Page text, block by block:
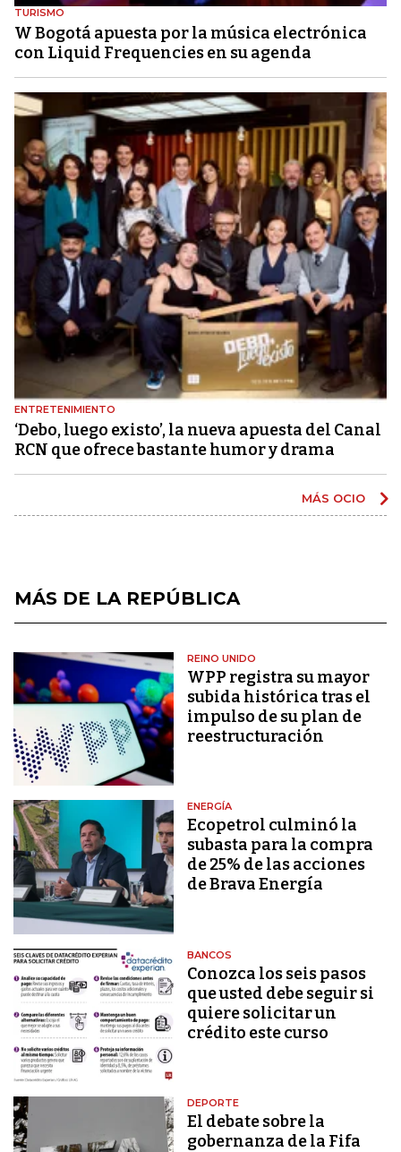
TURISMO
W Bogotá apuesta por la música electrónica
con Liquid Frequencies en su agenda
ENTRETENIMIENTO
‘Debo, luego existo’, la nueva apuesta del Canal
RCN que ofrece bastante humor y drama
MÁS OCIO
MÁS DE LA REPÚBLICA
REINO UNIDO
WPP registra su mayor
subida histórica tras el
impulso de su plan de
reestructuración
ENERGÍA
Ecopetrol culminó la
subasta para la compra
de 25% de las acciones
de Brava Energía
BANCOS
Conozca los seis pasos
que usted debe seguir si
quiere solicitar un
crédito este curso
DEPORTE
El debate sobre la
gobernanza de la Fifa